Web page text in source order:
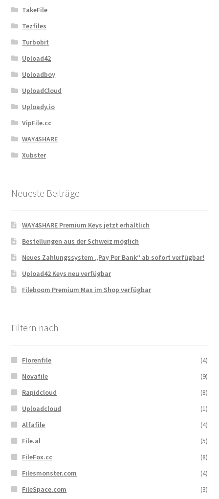
TakeFile
Tezfiles
Turbobit
Upload42
Uploadboy
UploadCloud
Uploady.io
VipFile.cc
WAY4SHARE
Xubster
Neueste Beiträge
WAY4SHARE Premium Keys jetzt erhältlich
Bestellungen aus der Schweiz möglich
Neues Zahlungssystem „Pay Per Bank“ ab sofort verfügbar!
Upload42 Keys neu verfügbar
Fileboom Premium Max im Shop verfügbar
Filtern nach
Florenfile
(4)
Novafile
(9)
Rapidcloud
(8)
Uploadcloud
(1)
Alfafile
(4)
File.al
(5)
FileFox.cc
(8)
Filesmonster.com
(4)
FileSpace.com
(3)